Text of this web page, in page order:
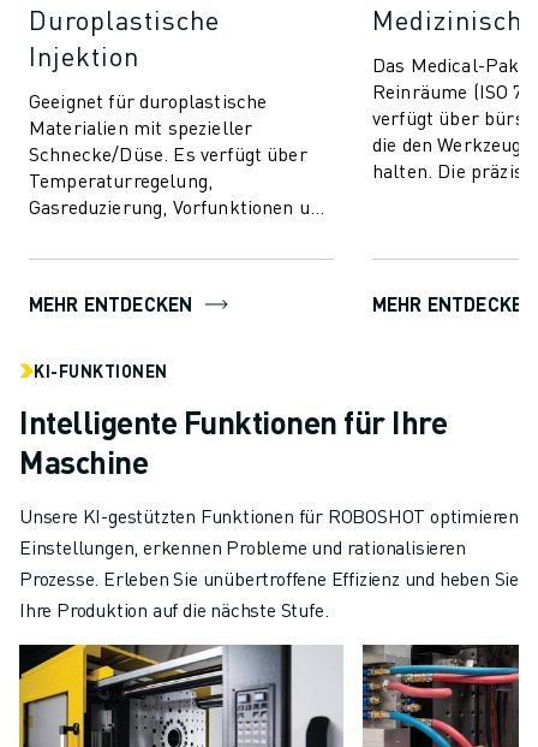
Duroplastische
Injektion
Geeignet für duroplastische
Materialien mit spezieller
Schnecke/Düse. Es verfügt über
Temperaturregelung,
Gasreduzierung, Vorfunktionen und
Prozessstabilität und Qualit...
MEHR ENTDECKEN
Das Medical-
Reinräume (ISO
verfügt über
die den
halten. Die präzise
MEHR ENTDECKEN
KI-FUNKTIONEN
Intelligente Funktionen für Ihre
Maschine
Unsere KI-gestützten Funktionen für ROBOSHOT optimieren
Einstellungen, erkennen Probleme und rationalisieren
Prozesse. Erleben Sie unübertroffene Effizienz und heben Sie
Ihre Produktion auf die nächste Stufe.